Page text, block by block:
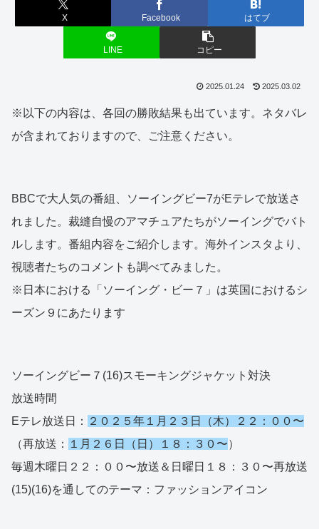
X Facebook はてブ
LINE コピー
2025.01.24 2025.03.02
※以下の内容は、各回の勝敗結果も出ています。ネタバレ
が含まれておりますので、ご注意ください。
BBCで大人気の番組、ソーイングビー7がEテレで放送さ
れました。裁縫自慢のアマチュアたちがソーイングでバト
ルします。番組内容をご紹介します。海外インスタより、
視聴者たちのコメントも調べてみました。
※日本における「ソーイング・ビー７」は英国におけるシ
ーズン９にあたります
ソーイングビー７(16)スモーキングジャケット対決
放送時間
Eテレ放送日：
２０２５年１月２３日（木）２２：００〜
（再放送：
１月２６日（日）１８：３０〜）
毎週木曜日２２：００〜放送＆日曜日１８：３０〜再放送
(15)(16)を通してのテーマ：ファッションアイコン